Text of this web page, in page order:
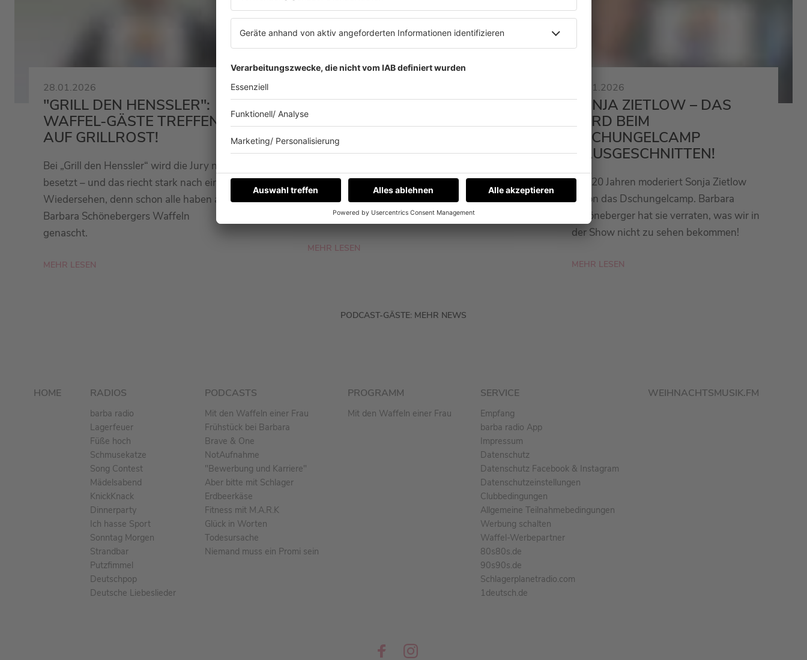
28.01.2026
"GRILL DEN HENSSLER":
WAFFEL-GÄSTE TREFFEN
AUF GRILLROST!
Bei „Grill den Henssler“ wird die Jury neu
besetzt – und das riecht stark nach einem
Wiedersehen, denn schon alle haben an
Barbara Schönebergers Waffeln
genascht.
MEHR LESEN
WAS KANN FYNN
KLIEMANN EIGENTLICH
NICHT?
Schöneberger im Podcast „Mit den
Waffeln einer Frau“. Und ja, es geht auch
um eine Sache, die er nicht kann.
MEHR LESEN
23.01.2026
SONJA ZIETLOW – DAS
WIRD BEIM
DSCHUNGELCAMP
RAUSGESCHNITTEN!
Seit 20 Jahren moderiert Sonja Zietlow
schon das Dschungelcamp. Barbara
Schöneberger hat sie verraten, was wir in
der Show nicht zu sehen bekommen!
MEHR LESEN
PODCAST-GÄSTE: MEHR NEWS
HOME RADIOS
barba radio
Lagerfeuer
Füße hoch
Schmusekatze
Song Contest
Mädelsabend
KnickKnack
Dinnerparty
Ich hasse Sport
Sonntag Morgen
Strandbar
Putzfimmel
Deutschpop
Deutsche Liebeslieder
PODCASTS
Mit den Waffeln einer Frau
Frühstück bei Barbara
Brave & One
NotAufnahme
"Bewerbung und Karriere"
Aber bitte mit Schlager
Erdbeerkäse
Fitness mit M.A.R.K
Glück in Worten
Todesursache
Niemand muss ein Promi sein
PROGRAMM
Mit den Waffeln einer Frau
SERVICE
Empfang
barba radio App
Impressum
Datenschutz
Datenschutz Facebook & Instagram
Datenschutzeinstellungen
Clubbedingungen
Allgemeine Teilnahmebedingungen
Werbung schalten
Waffel-Werbepartner
80s80s.de
90s90s.de
Schlagerplanetradio.com
1deutsch.de
WEIHNACHTSMUSIK.FM